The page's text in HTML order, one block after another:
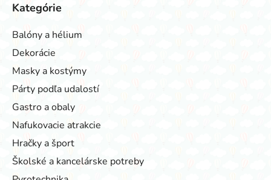
Kategórie
Balóny a hélium
Dekorácie
Masky a kostýmy
Párty podľa udalostí
Gastro a obaly
Nafukovacie atrakcie
Hračky a šport
Školské a kancelárske potreby